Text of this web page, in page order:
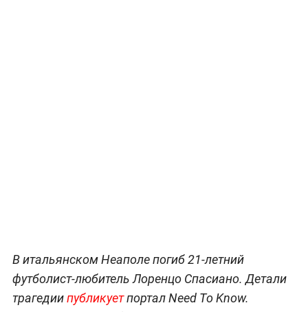
В итальянском Неаполе погиб 21-летний
футболист-любитель Лоренцо Спасиано. Детали
трагедиипубликуетпортал Need To Know.